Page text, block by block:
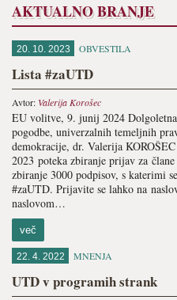
AKTUALNO BRANJE
20. 10. 2023 OBVESTILA
Lista #zaUTD
Avtor: Valerija Korošec
EU volitve, 9. junij 2024
pogodbe, univerzalnih temeljnih
demokracije, dr. Valerija
2023 poteka zbiranje prijav za
zbiranje 3000 podpisov, s katerimi
#zaUTD. Prijavite se lahko na
naslovom…
več
22. 4. 2022 MNENJA
UTD v programih strank